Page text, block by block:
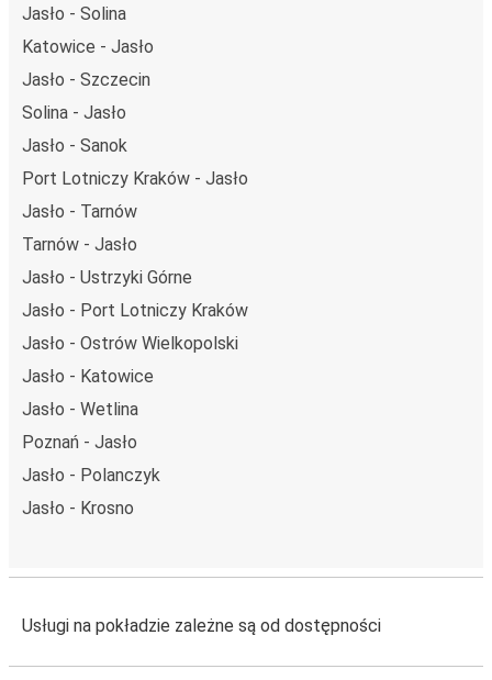
Jasło - Solina
Katowice - Jasło
Jasło - Szczecin
Solina - Jasło
Jasło - Sanok
Port Lotniczy Kraków - Jasło
Jasło - Tarnów
Tarnów - Jasło
Jasło - Ustrzyki Górne
Jasło - Port Lotniczy Kraków
Jasło - Ostrów Wielkopolski
Jasło - Katowice
Jasło - Wetlina
Poznań - Jasło
Jasło - Polanczyk
Jasło - Krosno
Usługi na pokładzie zależne są od dostępności